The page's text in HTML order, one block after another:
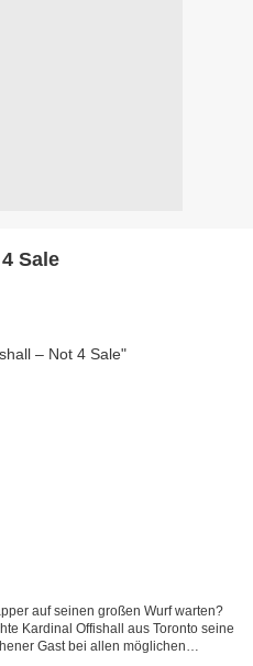
Sale
auf seinen großen Wurf warten?
Kardinal Offishall aus Toronto seine
Gast bei allen möglichen